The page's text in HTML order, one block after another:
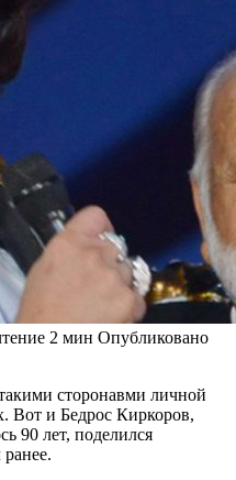
2 мин Опубликовано
сторонавми личной
Вот и Бедрос Киркоров,
90 лет, поделился